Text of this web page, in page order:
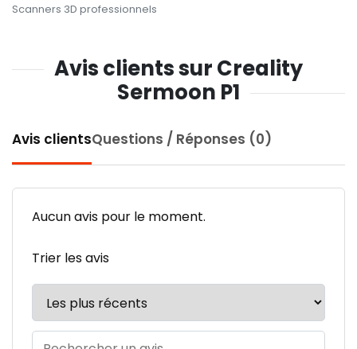
Scanners 3D professionnels
Avis clients sur Creality
Sermoon P1
Avis clientsQuestions / Réponses (0)
Aucun avis pour le moment.
Trier les avis